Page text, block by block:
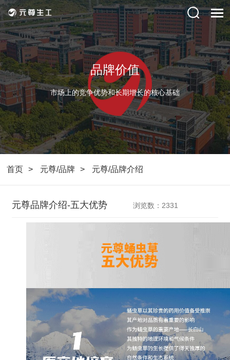
品牌价值
市场上的竞争优势和长期增长的核心基础
首页 元尊/品牌 元尊/品牌介绍
元尊品牌介绍-五大优势 浏览数：2331